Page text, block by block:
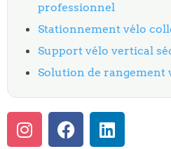
professionnel
Stationnement vélo
Support vélo vertical
Solution de rangement